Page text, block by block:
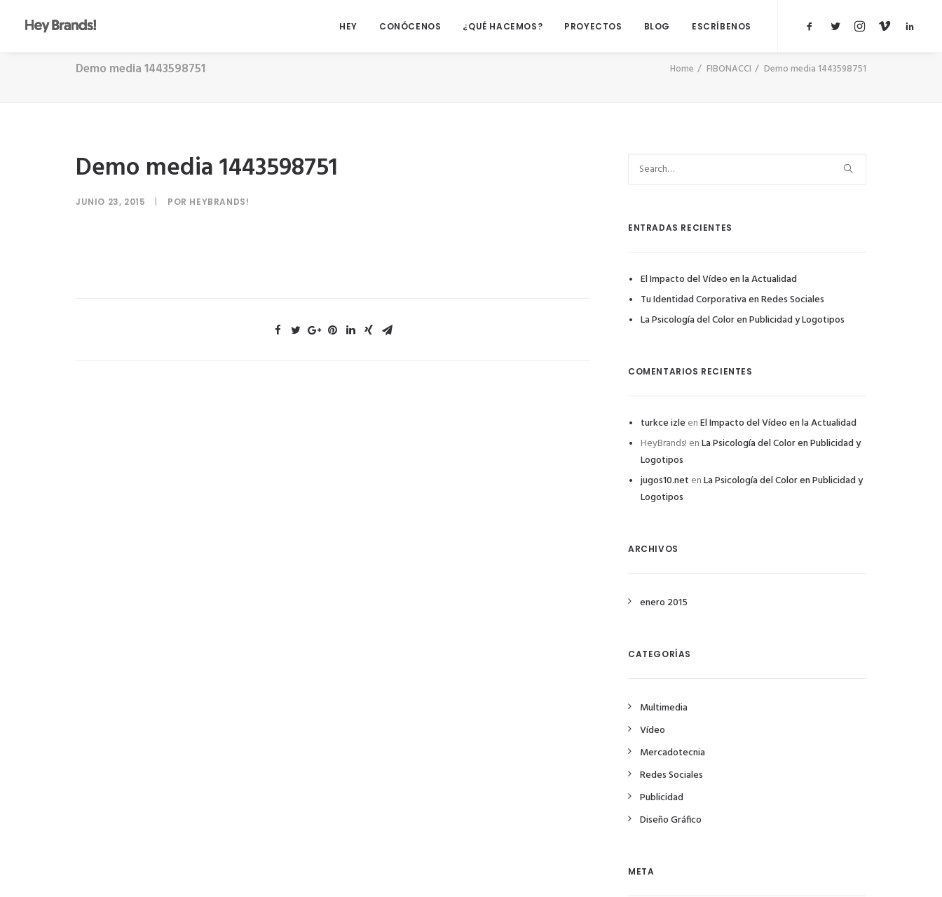
HEY CONÓCENOS ¿QUÉ HACEMOS? PROYECTOS BLOG ESCRÍBENOS
Demo media 1443598751 Home FIBONACCI Demo media 1443598751
Demo media 1443598751
JUNIO 23, 2015 | POR HEYBRANDS!
ENTRADAS RECIENTES
El Impacto del Vídeo en la Actualidad
Tu Identidad Corporativa en Redes Sociales
La Psicología del Color en Publicidad y Logotipos
COMENTARIOS RECIENTES
turkce izle enEl Impacto del Vídeo en la Actualidad
HeyBrands! enLa Psicología del Color en Publicidad y
Logotipos
jugos10.net enLa Psicología del Color en Publicidad y
Logotipos
ARCHIVOS
enero 2015
CATEGORÍAS
Multimedia
Vídeo
Mercadotecnia
Redes Sociales
Publicidad
Diseño Gráfico
META